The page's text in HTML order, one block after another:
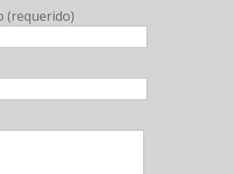
(requerido)